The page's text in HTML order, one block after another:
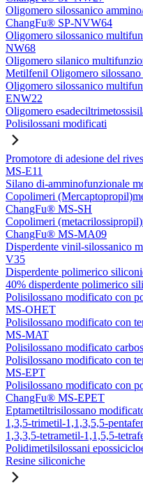
Oligomero silossanico
ChangFu® SP-NVW64
Oligomero silossanico
NW68
Oligomero silanico
Metilfenil Oligomero
Oligomero silossanico
ENW22
Oligomero
Polisilossani modificati
Promotore di adesione del
MS-E11
Silano di-amminofunzionale
Copolimeri
ChangFu® MS-SH
Copolimeri
ChangFu® MS-MA09
Disperdente vinil-silossanico
V35
Disperdente polimerico
40% disperdente polimerico
Polisilossano modificato con
MS-OHET
Polisilossano modificato con
MS-MAT
Polisilossano modificato
Polisilossano modificato con
MS-EPT
Polisilossano modificato con
ChangFu® MS-EPET
Eptametiltrisilossano
1,3,5-trimetil-1,1,3,5,5-
1,3,3,5-tetrametil-1,1,5,5-
Polidimetilsilossani
Resine siliconiche